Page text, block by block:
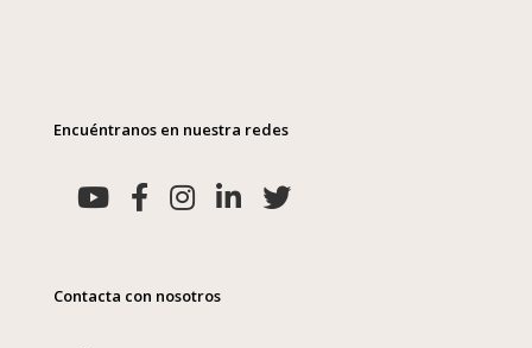
Encuéntranos en nuestra redes
Contacta con nosotros